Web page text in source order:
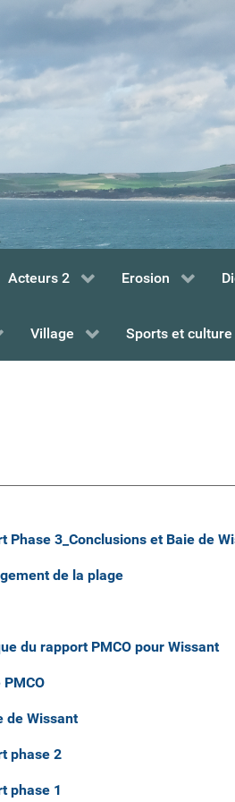
Acteurs 2 Erosion
Village Sports et culture
Phase 3_Conclusions et Baie de
de la plage
du rapport PMCO pour Wissant
de Wissant
phase 2
phase 1